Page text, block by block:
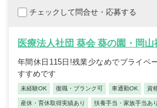
チェックして問合せ・応募する
医療法人社団 葵会 葵の園・岡山
年間休日115日!残業少なめでプライベ
すすめです
未経験OK 復職・ブランク可 車通勤OK 資
産休・育休取得実績あり 扶養手当・家族手当あり